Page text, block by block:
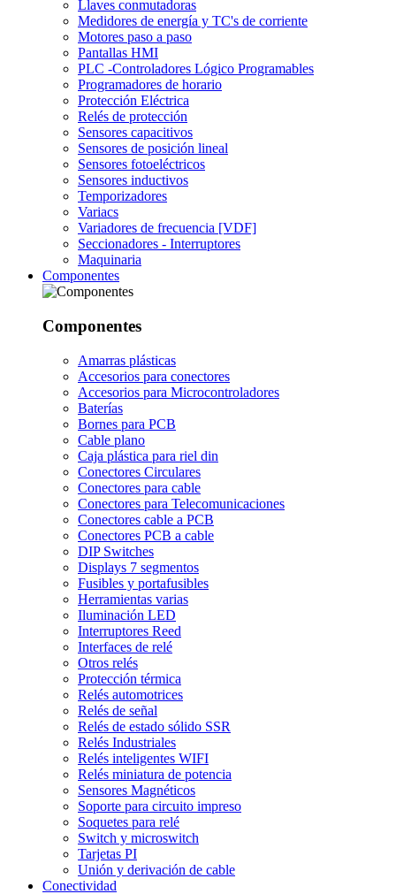
Llaves conmutadoras
Medidores de energía y TC's de corriente
Motores paso a paso
Pantallas HMI
PLC -Controladores Lógico Programables
Programadores de horario
Protección Eléctrica
Relés de protección
Sensores capacitivos
Sensores de posición lineal
Sensores fotoeléctricos
Sensores inductivos
Temporizadores
Variacs
Variadores de frecuencia [VDF]
Seccionadores - Interruptores
Maquinaria
Componentes
Componentes
Amarras plásticas
Accesorios para conectores
Accesorios para Microcontroladores
Baterías
Bornes para PCB
Cable plano
Caja plástica para riel din
Conectores Circulares
Conectores para cable
Conectores para Telecomunicaciones
Conectores cable a PCB
Conectores PCB a cable
DIP Switches
Displays 7 segmentos
Fusibles y portafusibles
Herramientas varias
Iluminación LED
Interruptores Reed
Interfaces de relé
Otros relés
Protección térmica
Relés automotrices
Relés de señal
Relés de estado sólido SSR
Relés Industriales
Relés inteligentes WIFI
Relés miniatura de potencia
Sensores Magnéticos
Soporte para circuito impreso
Soquetes para relé
Switch y microswitch
Tarjetas PI
Unión y derivación de cable
Conectividad